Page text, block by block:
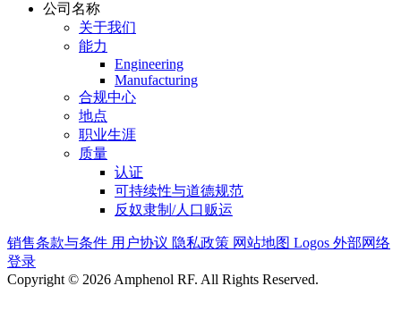
公司名称
关于我们
能力
Engineering
Manufacturing
合规中心
地点
职业生涯
质量
认证
可持续性与道德规范
反奴隶制/人口贩运
销售条款与条件 用户协议 隐私政策 网站地图 Logos 外部网络
登录
Copyright © 2026 Amphenol RF. All Rights Reserved.